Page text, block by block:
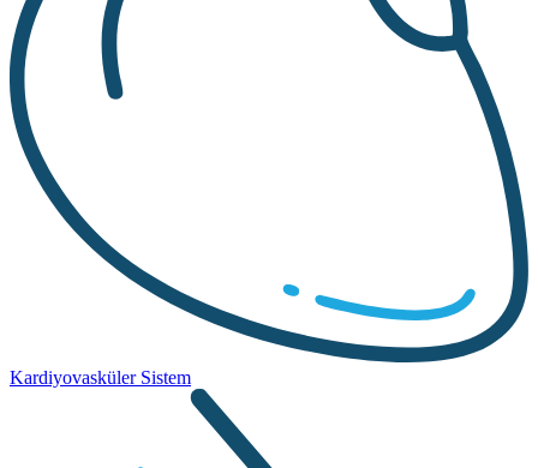
Kardiyovasküler Sistem